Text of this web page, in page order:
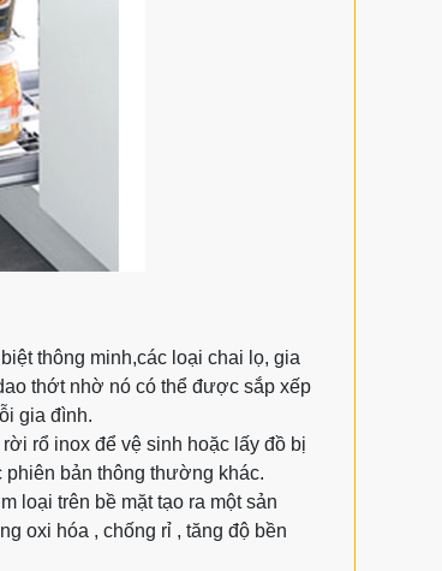
thông minh,các loại chai lọ, gia
thớt nhờ nó có thể được sắp xếp
gia đình.
rổ inox để vệ sinh hoặc lấy đồ bị
phiên bản thông thường khác.
loại trên bề mặt tạo ra một sản
oxi hóa , chống rỉ , tăng độ bền